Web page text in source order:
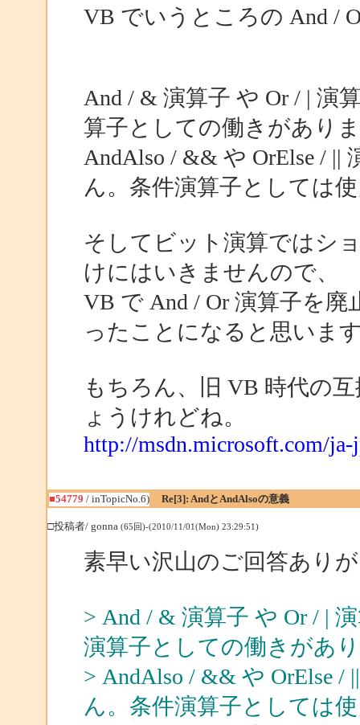
VB でいうところの And /
And / & 演算子 や Or / | 演
算子としての働きがあり
AndAlso / && や OrElse /
ん。条件演算子としては
そしてビット演算ではシ
けにはいきませんので、
VB で And / Or 演算子を
ったことになると思いま
もちろん、旧 VB 時代の
ょうけれどね。
http://msdn.microsoft.com/
■54779 / inTopicNo.6) Re[3]: AndとAndAlsoの意義
□投稿者/ gonna (65回)-(2010/11/01(Mon) 23:29:51)
素早い沢山のご回答あり
> And / & 演算子 や Or / |
演算子としての働きがあ
> AndAlso / && や OrElse
ん。条件演算子としては